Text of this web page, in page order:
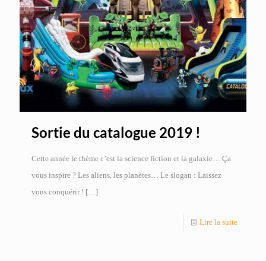
Sortie du catalogue 2019 !
Cette année le thème c’est la science fiction et la galaxie… Ça
vous inspire ? Les aliens, les planètes… Le slogan : Laissez
vous conquérir ! […]
Lire la suite